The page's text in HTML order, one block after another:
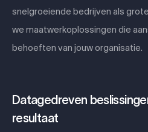
snelgroeiende bedrijven als
we maatwerkoplossingen die
behoeften van jouw organisatie.
Datagedreven
resultaat